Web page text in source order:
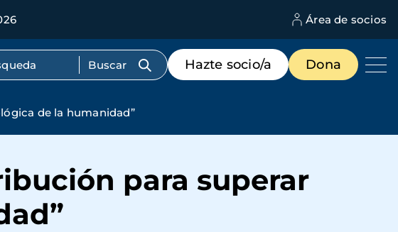
Área de socios
Menú
de
destacados
Hazte socio/a Dona
de la humanidad”
para superar